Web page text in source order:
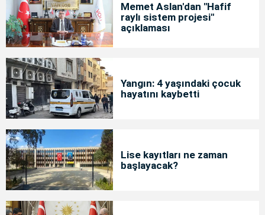
Memet Aslan'dan "Hafif
raylı sistem projesi"
açıklaması
Yangın: 4 yaşındaki çocuk
hayatını kaybetti
Lise kayıtları ne zaman
başlayacak?